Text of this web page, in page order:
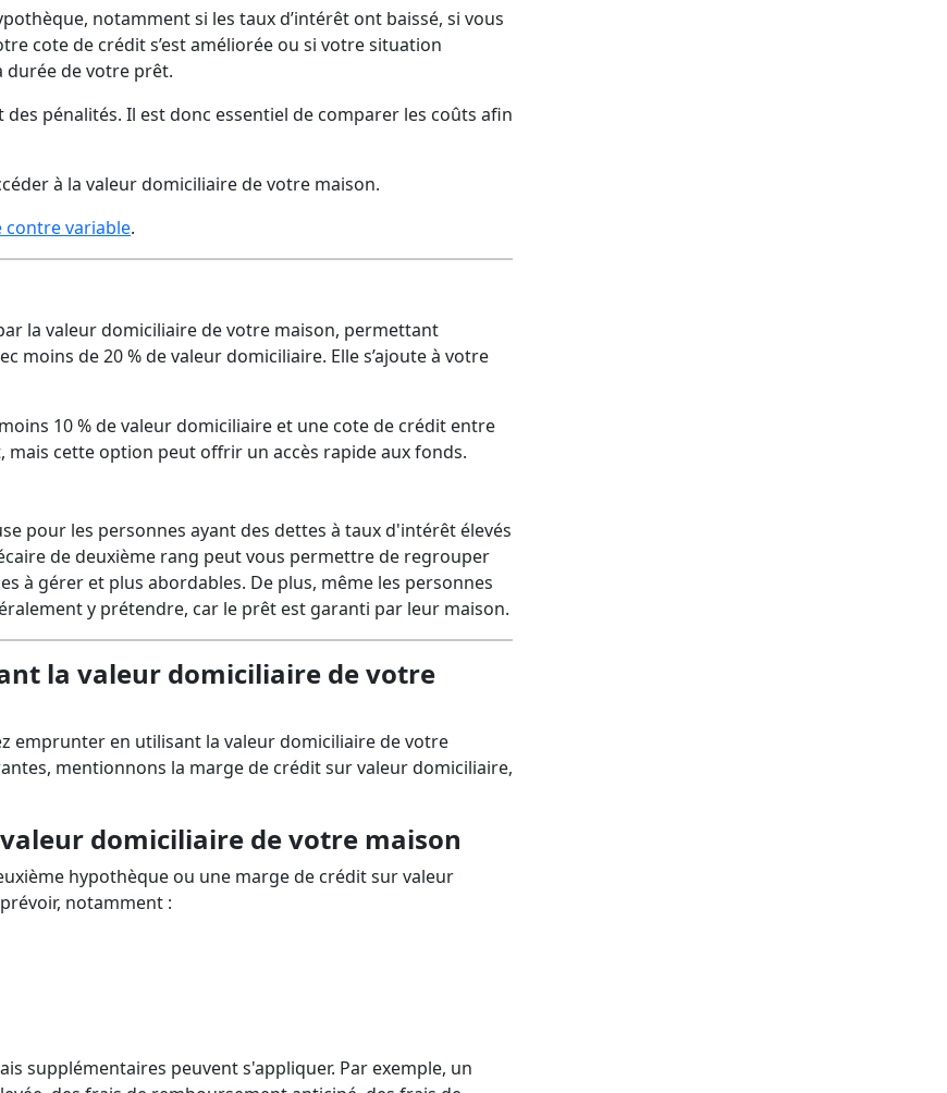
notamment si les taux d’intérêt ont baissé, si vous
cote de crédit s’est améliorée ou si votre situation
durée de votre prêt.
pénalités. Il est donc essentiel de comparer les coûts afin
à la valeur domiciliaire de votre maison.
contre variable.
la valeur domiciliaire de votre maison, permettant
moins de 20 % de valeur domiciliaire. Elle s’ajoute à votre
10 % de valeur domiciliaire et une cote de crédit entre
mais cette option peut offrir un accès rapide aux fonds.
pour les personnes ayant des dettes à taux d'intérêt élevés
de deuxième rang peut vous permettre de regrouper
à gérer et plus abordables. De plus, même les personnes
y prétendre, car le prêt est garanti par leur maison.
la valeur domiciliaire de votre
emprunter en utilisant la valeur domiciliaire de votre
mentionnons la marge de crédit sur valeur domiciliaire,
domiciliaire de votre maison
hypothèque ou une marge de crédit sur valeur
notamment :
supplémentaires peuvent s'appliquer. Par exemple, un